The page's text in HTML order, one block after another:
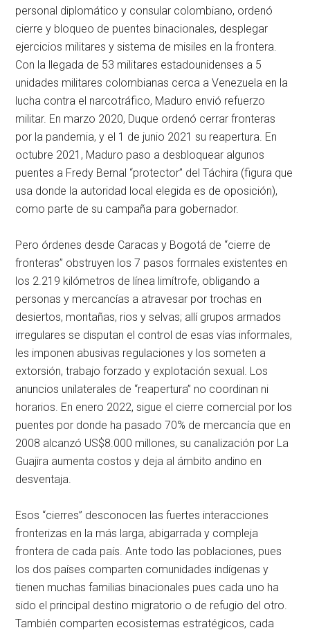
personal diplomático y consular colombiano, ordenó
cierre y bloqueo de puentes binacionales, desplegar
ejercicios militares y sistema de misiles en la frontera.
Con la llegada de 53 militares estadounidenses a 5
unidades militares colombianas cerca a Venezuela en la
lucha contra el narcotráfico, Maduro envió refuerzo
militar. En marzo 2020, Duque ordenó cerrar fronteras
por la pandemia, y el 1 de junio 2021 su reapertura. En
octubre 2021, Maduro paso a desbloquear algunos
puentes a Fredy Bernal “protector” del Táchira (figura que
usa donde la autoridad local elegida es de oposición),
como parte de su campaña para gobernador.
Pero órdenes desde Caracas y Bogotá de “cierre de
fronteras” obstruyen los 7 pasos formales existentes en
los 2.219 kilómetros de línea limítrofe, obligando a
personas y mercancías a atravesar por trochas en
desiertos, montañas, rios y selvas; allí grupos armados
irregulares se disputan el control de esas vías informales,
les imponen abusivas regulaciones y los someten a
extorsión, trabajo forzado y explotación sexual. Los
anuncios unilaterales de “reapertura” no coordinan ni
horarios. En enero 2022, sigue el cierre comercial por los
puentes por donde ha pasado 70% de mercancía que en
2008 alcanzó US$8.000 millones, su canalización por La
Guajira aumenta costos y deja al ámbito andino en
desventaja.
Esos “cierres” desconocen las fuertes interacciones
fronterizas en la más larga, abigarrada y compleja
frontera de cada país. Ante todo las poblaciones, pues
los dos países comparten comunidades indígenas y
tienen muchas familias binacionales pues cada uno ha
sido el principal destino migratorio o de refugio del otro.
También comparten ecosistemas estratégicos, cada